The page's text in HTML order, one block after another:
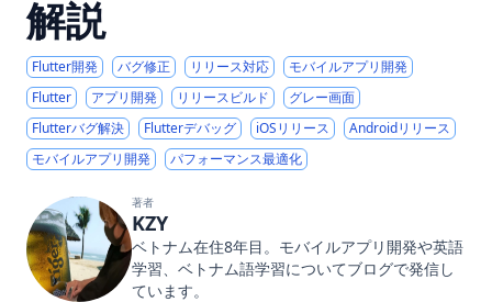
解説
Flutter開発 バグ修正 リリース対応
モバイルアプリ開発
Flutter
アプリ開発 リリースビルド
グレー画面
Flutterバグ解決
Flutterデバッグ iOSリリース
Androidリリース
モバイルアプリ開発
パフォーマンス最適化
著者
KZY
ベトナム在住8年目。モバイルアプリ開発や英語
学習、ベトナム語学習についてブログで発信し
ています。